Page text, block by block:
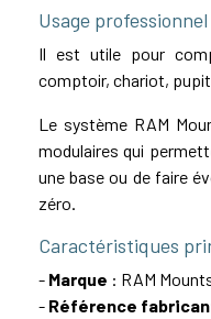
Usage professionnel
Il est utile pour
comptoir, chariot,
Le système RAM
modulaires qui
une base ou de faire
zéro.
Caractéristiques
- Marque : RAM
- Référence